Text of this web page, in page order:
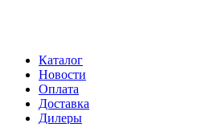
Каталог
Новости
Оплата
Доставка
Дилеры